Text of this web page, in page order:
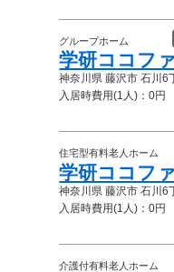
グループホーム
学研ココフ
神奈川県 藤沢市 石川
入居時費用(1人)：0
住宅型有料老人ホーム
学研ココフ
神奈川県 藤沢市 石川
入居時費用(1人)：0
介護付有料老人ホーム